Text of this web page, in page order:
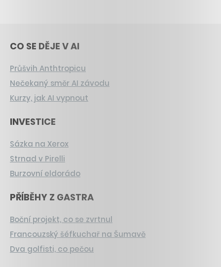
CO SE DĚJE V AI
Průšvih Anthtropicu
Nečekaný směr AI závodu
Kurzy, jak AI vypnout
INVESTICE
Sázka na Xerox
Strnad v Pirelli
Burzovní eldorádo
PŘÍBĚHY Z GASTRA
Boční projekt, co se zvrtnul
Francouzský šéfkuchař na Šumavě
Dva golfisti, co pečou